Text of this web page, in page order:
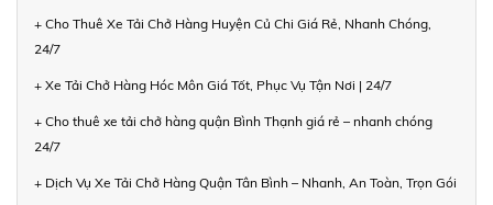
+ Cho Thuê Xe Tải Chở Hàng Huyện Củ Chi Giá Rẻ, Nhanh Chóng,
24/7
+ Xe Tải Chở Hàng Hóc Môn Giá Tốt, Phục Vụ Tận Nơi | 24/7
+ Cho thuê xe tải chở hàng quận Bình Thạnh giá rẻ – nhanh chóng
24/7
+ Dịch Vụ Xe Tải Chở Hàng Quận Tân Bình – Nhanh, An Toàn, Trọn Gói